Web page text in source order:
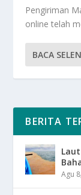
Pengiriman
online telah
BACA
BERITA
Agu